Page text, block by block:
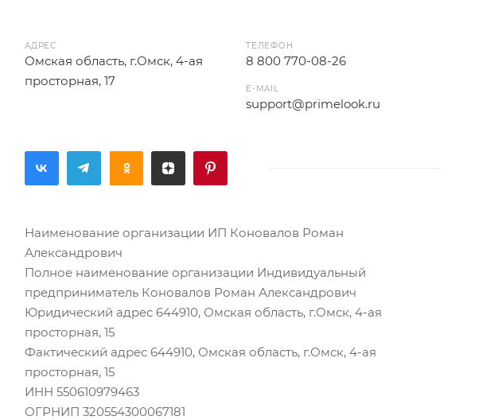
АДРЕС
Омская область, г.Омск, 4-ая
просторная, 17
ТЕЛЕФОН
8 800 770-08-26
E-MAIL
support@primelook.ru
Наименование организации ИП Коновалов Роман
Александрович
Полное наименование организации Индивидуальный
предприниматель Коновалов Роман Александрович
Юридический адрес 644910, Омская область, г.Омск, 4-ая
просторная, 15
Фактический адрес 644910, Омская область, г.Омск, 4-ая
просторная, 15
ИНН 550610979463
ОГРНИП 320554300067181